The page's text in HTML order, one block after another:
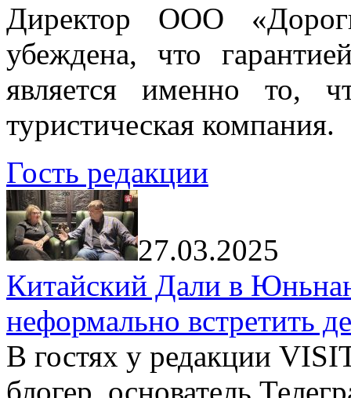
Директор ООО
убеждена, что
является именно то,
туристическая компания.
Гость редакции
27.03.2025
Китайский Дали в
неформально встретить
В гостях у редакции
блогер, основатель